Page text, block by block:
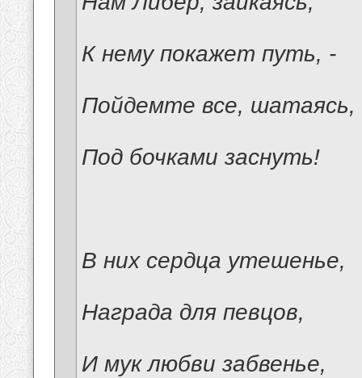
К нему покажет путь, -
Пойдемте все, шатаясь,
Под бочками заснуть!
В них сердца утешенье,
Награда для певцов,
И мук любви забвенье,